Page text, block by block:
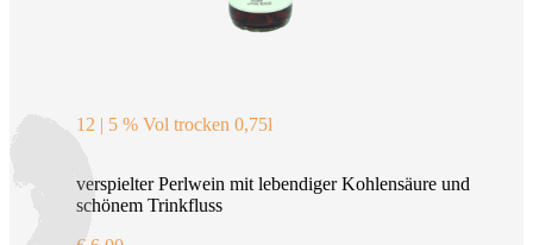
12 | 5 % Vol trocken 0,75l
verspielter Perlwein mit lebendiger Kohlensäure und
schönem Trinkfluss